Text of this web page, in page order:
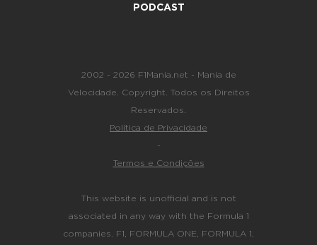
PODCAST
2002 - 2026 F1Mania.net - Mania de
Velocidade. Copyright. Todos os Direitos
Reservados.
Política de Privacidade
-
Termos e Condições
This website is unofficial and is not
associated in any way with the Formula 1
companies. F1, FORMULA ONE, FORMULA 1,